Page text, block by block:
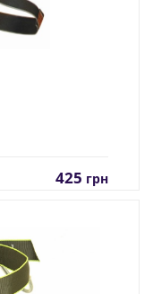
425 грн